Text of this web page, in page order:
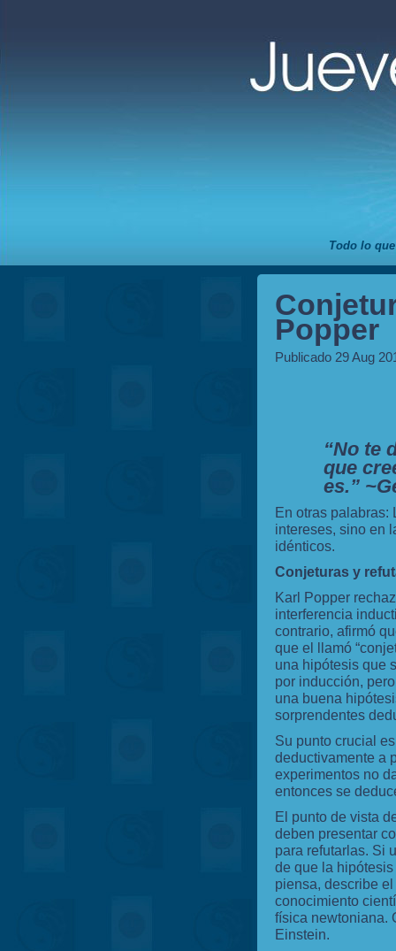
Todo lo
Popper
Publicado 29 Aug
“No te
que
es.”
En otras palabras:
intereses, sino en
idénticos.
Conjeturas y
Karl Popper
interferencia
contrario, afirmó
que el llamó
una hipótesis que
por inducción,
una buena
sorprendentes
Su punto crucial
deductivamente a
experimentos no
entonces se
El punto de vista
deben presentar
para refutarlas. Si
de que la
piensa, describe
conocimiento
física newtoniana.
Einstein.